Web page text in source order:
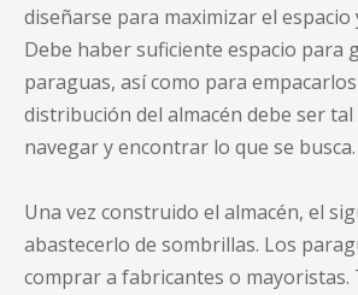
diseñarse para maximizar el espacio
Debe haber suficiente espacio para
paraguas, así como para
distribución del almacén debe ser tal
navegar y encontrar lo que se busca.
Una vez construido el almacén, el
abastecerlo de sombrillas. Los
comprar a fabricantes o mayoristas.